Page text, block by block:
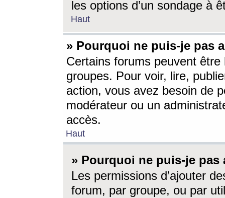
les options d’un sondage à
Haut
» Pourquoi ne puis-je pas
Certains forums peuvent être
groupes. Pour voir, lire,
action, vous avez besoin de
modérateur ou un
accès.
Haut
» Pourquoi ne puis-je
Les permissions d’ajouter
forum, par groupe, ou par